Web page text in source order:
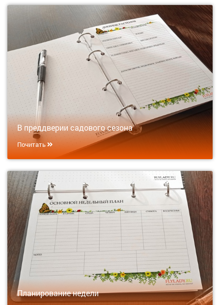
В преддверии садового сезона
Почитать
Планирование недели